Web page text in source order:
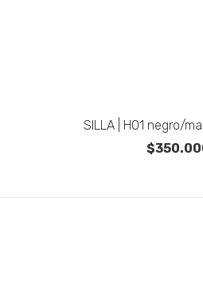
SILLA | H01 negro/